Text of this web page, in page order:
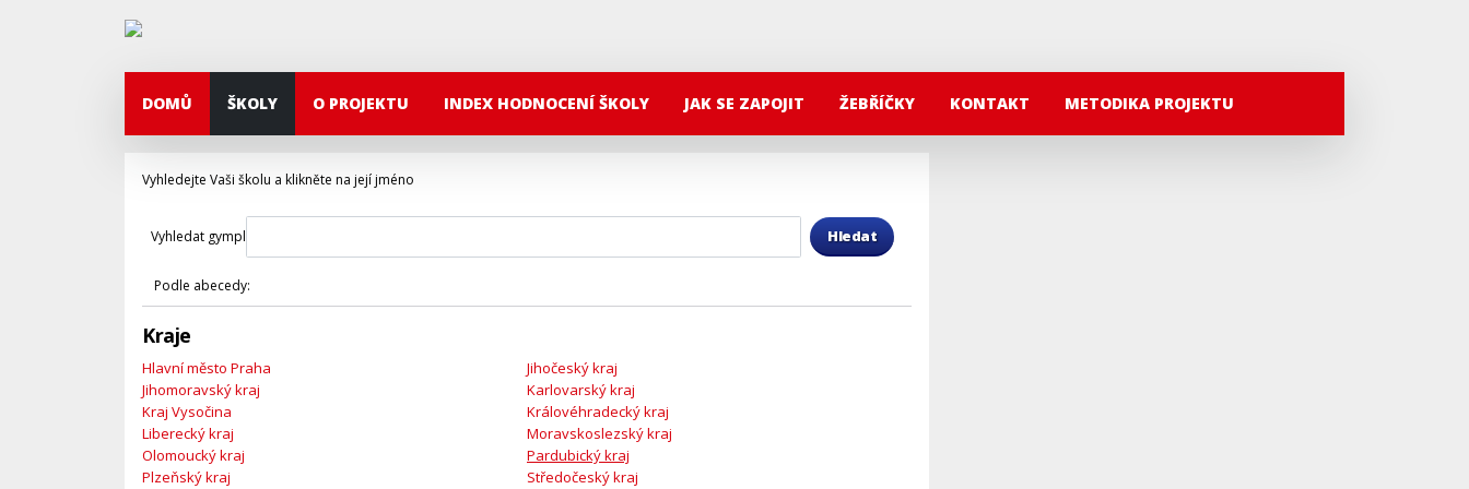
DOMŮ ŠKOLY O PROJEKTU INDEX HODNOCENÍ ŠKOLY JAK SE ZAPOJIT ŽEBŘÍČKY KONTAKT METODIKA PROJEKTU
Vyhledejte Vaši školu a klikněte na její jméno
Vyhledat gympl Hledat
Podle abecedy:
Kraje
Hlavní město Praha
Jihočeský kraj
Jihomoravský kraj
Karlovarský kraj
Kraj Vysočina
Královéhradecký kraj
Liberecký kraj
Moravskoslezský kraj
Olomoucký kraj
Pardubický kraj
Plzeňský kraj
Středočeský kraj